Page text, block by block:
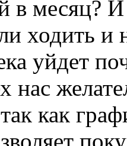
в месяц?
ходить и
уйдет
нас
как